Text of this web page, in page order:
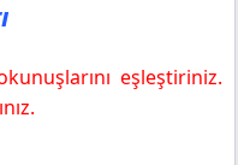
eşleştiriniz.